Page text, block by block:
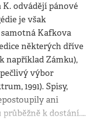
odvádějí pánové
je však
Kafkova
některých dříve
například Zámku),
výbor
1991). Spisy,
ani
k dostání.…